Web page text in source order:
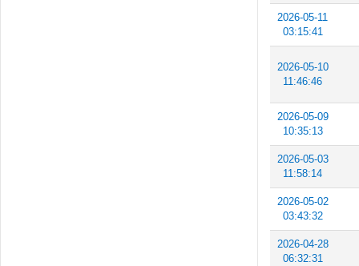
2026-05-11
03:15:41
2026-05-10
11:46:46
2026-05-09
10:35:13
2026-05-03
11:58:14
2026-05-02
03:43:32
2026-04-28
06:32:31